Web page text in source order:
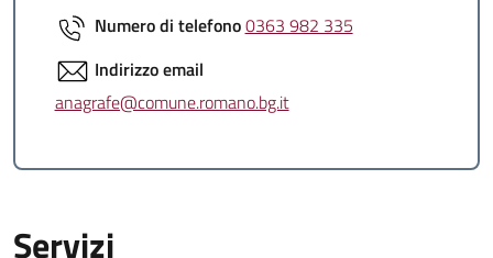
Numero di telefono0363 982 335
Indirizzo email
anagrafe@comune.romano.bg.it
Servizi